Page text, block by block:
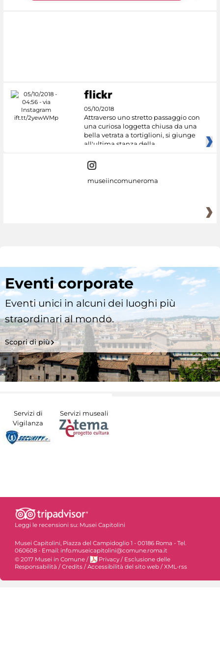
05/10/2018
Attraverso uno stretto passaggio con
una curiosa loggetta chiusa da una
bella vetrata a tortiglioni, si giunge
all'ultima stanza della
museiincomuneroma
Eventi corporate
Eventi unici in alcuni dei luoghi più
straordinari al mondo.
Scopri di più
Servizi di
Vigilanza
Servizi museali
Leggi le recensioni su: Musei Capitolini
Musei Capitolini, Piazza del Campidoglio 1 - 00186 Roma - Tel.
060608 - Email: info.museicapitolini@comune.roma.it
© 2017 Musei in Comune / Privacy / Esclusione delle
Responsabilità /Credits /Accessibilità del sito web /XML-rss